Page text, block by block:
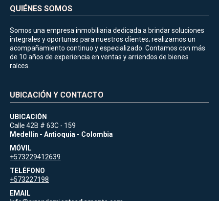
QUIÉNES SOMOS
Somos una empresa inmobiliaria dedicada a brindar soluciones
integrales y oportunas para nuestros clientes; realizamos un
acompañamiento continuo y especializado. Contamos con más
de 10 años de experiencia en ventas y arriendos de bienes
raíces.
UBICACIÓN
Calle 42B # 63C - 159
Medellín - Antioquia - Colombia
MÓVIL
+573229412639
TELÉFONO
+573227198